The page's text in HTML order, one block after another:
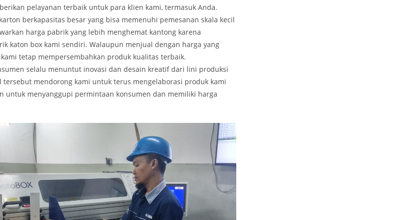
pelayanan terbaik untuk para klien kami, termasuk Anda.
berkapasitas besar yang bisa memenuhi pemesanan skala kecil
harga pabrik yang lebih menghemat kantong karena
katon box kami sendiri. Walaupun menjual dengan harga yang
tetap mempersembahkan produk kualitas terbaik.
selalu menuntut inovasi dan desain kreatif dari lini produksi
tersebut mendorong kami untuk terus mengelaborasi produk kami
untuk menyanggupi permintaan konsumen dan memiliki harga